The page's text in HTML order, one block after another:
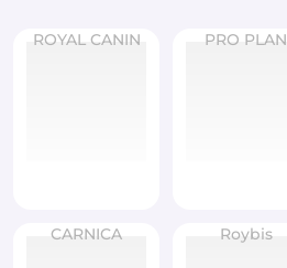
ROYAL CANIN PRO PLAN
CARNICA Roybis